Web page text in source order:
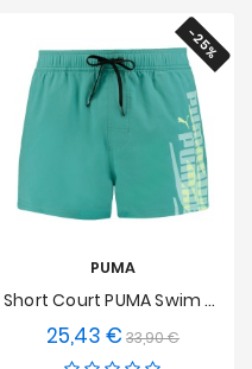
-25%
PUMA
Short Court PUMA Swim Graphic - Bleu
25,43 € Verkaufspreis
33,90 €Preis